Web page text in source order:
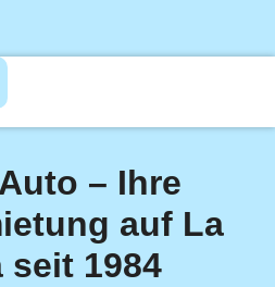
– Ihre
auf La
seit 1984